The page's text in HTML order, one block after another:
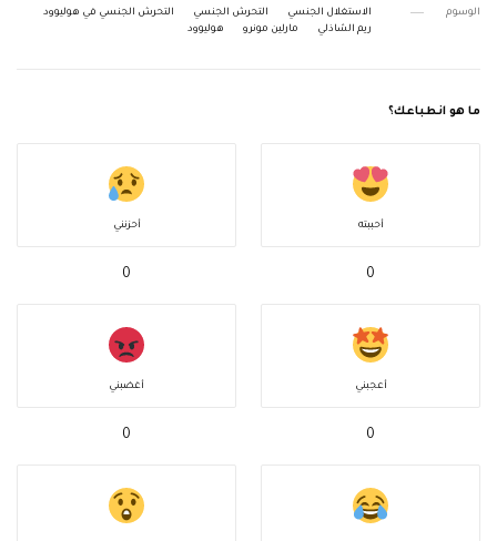
الوسوم الاستغلال الجنسي التحرش الجنسي
التحرش الجنسي في هوليوود
ريم الشاذلي
مارلين مونرو هوليوود
ما هو انطباعك؟
أحببته
0
أحزنني
0
أعجبني
0
أغضبني
0